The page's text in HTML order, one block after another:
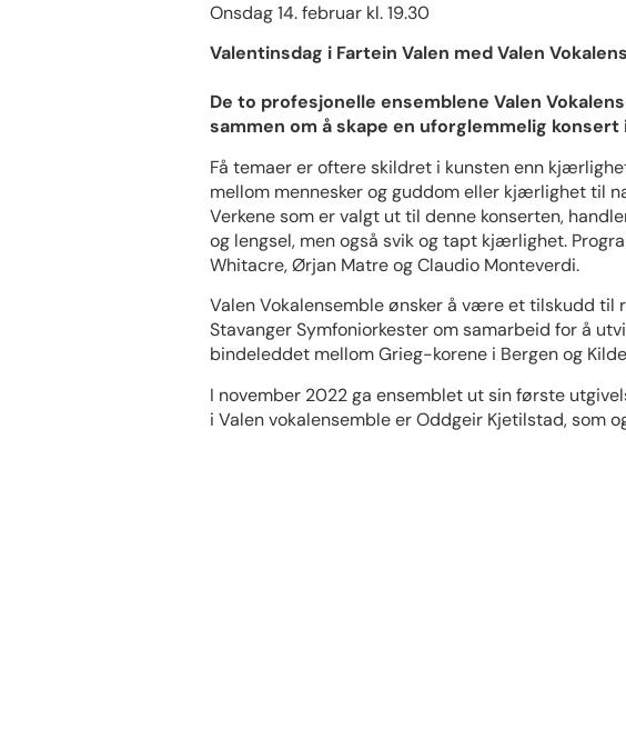
Onsdag 14. februar kl. 19.30
Valentinsdag i Fartein Valen med Valen
De to profesjonelle ensemblene Valen
sammen om å skape en uforglemmelig
Få temaer er oftere skildret i kunsten enn
mellom mennesker og guddom eller kjærlighet til
Verkene som er valgt ut til denne konserten,
og lengsel, men også svik og tapt kjærlighet.
Whitacre, Ørjan Matre og Claudio Monteverdi.
Valen Vokalensemble ønsker å være et tilskudd til
Stavanger Symfoniorkester om samarbeid for å
bindeleddet mellom Grieg-korene i Bergen og
I november 2022 ga ensemblet ut sin første
i Valen vokalensemble er Oddgeir Kjetilstad, som